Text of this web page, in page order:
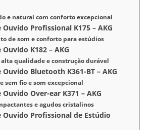
e natural com conforto excepcional
Ouvido Profissional K175 – AKG
de som e conforto para estúdios
Ouvido K182 – AKG
qualidade e construção durável
Ouvido Bluetooth K361-BT – AKG
sem fio e som excepcional
Ouvido Over-ear K371 – AKG
e agudos cristalinos
Ouvido Profissional de Estúdio